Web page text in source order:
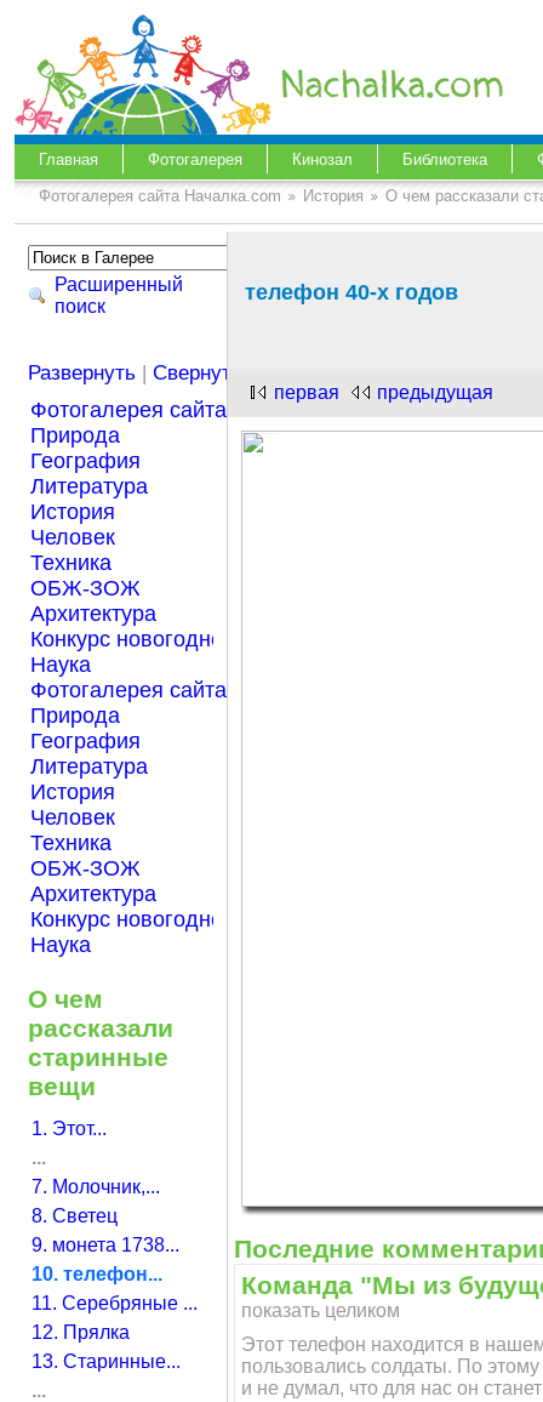
Главная Фотогалерея Кинозал Библиотека
Фотогалерея сайта Началка.com История О чем рассказали
Расширенный
поиск
Развернуть |Свернуть
Фотогалерея сайта Началка.com
Природа
География
Литература
История
Человек
Техника
ОБЖ-ЗОЖ
Архитектура
Конкурс новогодней открытки "Нарисуем Новый
Наука
Фотогалерея сайта Началка.com
Природа
География
Литература
История
Человек
Техника
ОБЖ-ЗОЖ
Архитектура
Конкурс новогодней открытки "Нарисуем Новый
Наука
О чем
рассказали
старинные
вещи
1. Этот...
...
7. Молочник,...
8. Светец
9. монета 1738...
10. телефон...
11. Серебряные ...
12. Прялка
13. Старинные...
...
телефон 40-х годов
первая предыдущая
Последние
Команда "Мы из
показать целиком
Этот телефон находится в
пользовались солдаты. По
и не думал, что для нас он